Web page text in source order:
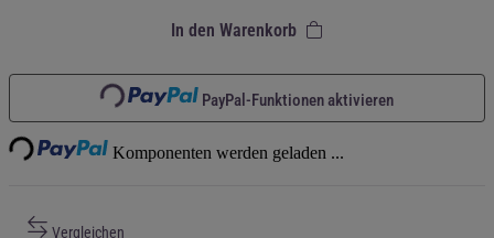
In den Warenkorb
Loading... PayPal-Funktionen aktivieren
Loading... Komponenten werden geladen ...
Vergleichen